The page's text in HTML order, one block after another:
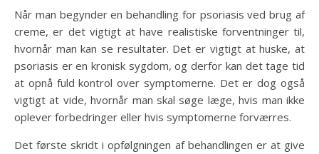
Når man begynder en behandling for psoriasis ved brug af
creme, er det vigtigt at have realistiske forventninger til,
hvornår man kan se resultater. Det er vigtigt at huske, at
psoriasis er en kronisk sygdom, og derfor kan det tage tid
at opnå fuld kontrol over symptomerne. Det er dog også
vigtigt at vide, hvornår man skal søge læge, hvis man ikke
oplever forbedringer eller hvis symptomerne forværres.
Det første skridt i opfølgningen af behandlingen er at give